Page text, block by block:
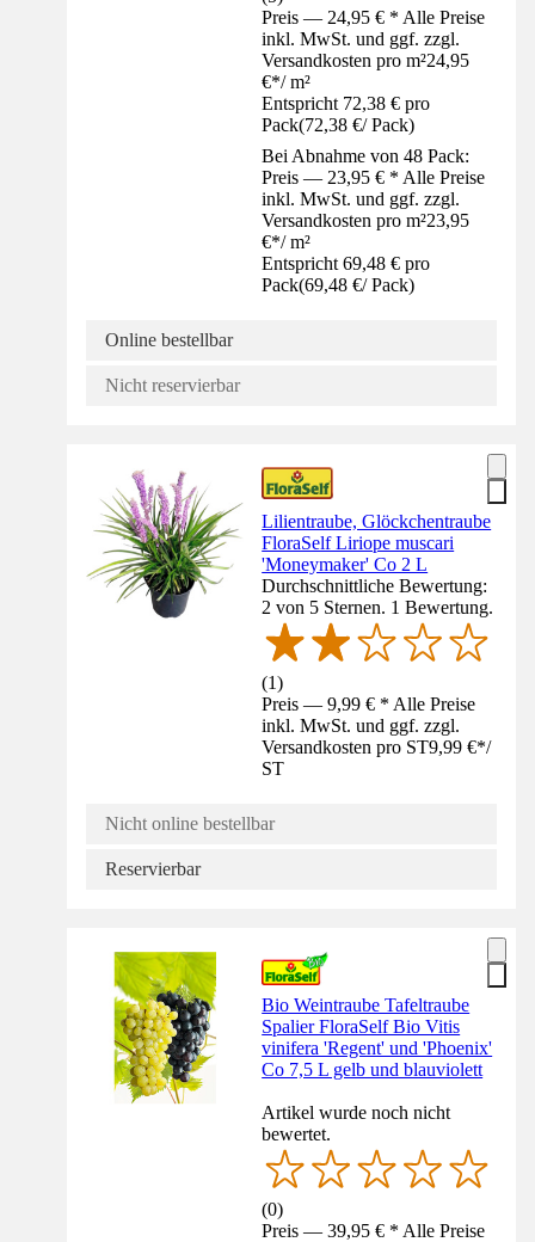
Preis — 24,95 € * Alle Preise
inkl. MwSt. und ggf. zzgl.
Versandkosten pro m²24,95
€*/ m²
Entspricht 72,38 € pro
Pack(72,38 €/ Pack)
Bei Abnahme von 48 Pack:
Preis — 23,95 € * Alle Preise
inkl. MwSt. und ggf. zzgl.
Versandkosten pro m²23,95
€*/ m²
Entspricht 69,48 € pro
Pack(69,48 €/ Pack)
Online bestellbar
Nicht reservierbar
Lilientraube, Glöckchentraube
FloraSelf Liriope muscari
'Moneymaker' Co 2 L
Durchschnittliche Bewertung:
2 von 5 Sternen. 1 Bewertung.
(1)
Preis — 9,99 € * Alle Preise
inkl. MwSt. und ggf. zzgl.
Versandkosten pro ST9,99 €*/
ST
Nicht online bestellbar
Reservierbar
Bio Weintraube Tafeltraube
Spalier FloraSelf Bio Vitis
vinifera 'Regent' und 'Phoenix'
Co 7,5 L gelb und blauviolett
Artikel wurde noch nicht
bewertet.
(0)
Preis — 39,95 € * Alle Preise